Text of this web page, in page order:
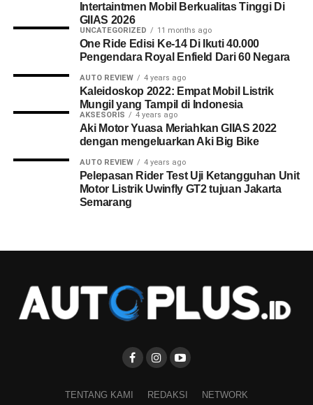
Intertaintmen Mobil Berkualitas Tinggi Di
GIIAS 2026
UNCATEGORIZED 11 months ago
One Ride Edisi Ke-14 Di Ikuti 40.000
Pengendara Royal Enfield Dari 60 Negara
AUTO REVIEW 4 years ago
Kaleidoskop 2022: Empat Mobil Listrik
Mungil yang Tampil di Indonesia
AKSESORIS 4 years ago
Aki Motor Yuasa Meriahkan GIIAS 2022
dengan mengeluarkan Aki Big Bike
AUTO REVIEW 4 years ago
Pelepasan Rider Test Uji Ketangguhan Unit
Motor Listrik Uwinfly GT2 tujuan Jakarta
Semarang
TENTANG KAMI REDAKSI NETWORK